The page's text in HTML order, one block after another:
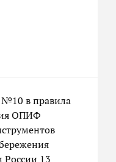
в правила
ОПИФ
России 13